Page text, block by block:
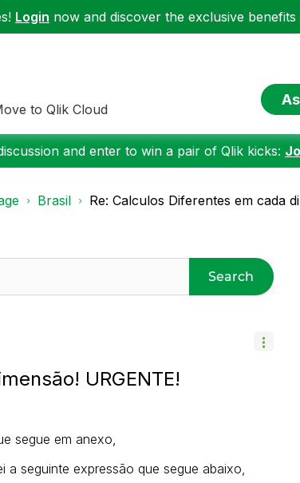
Login now and discover the exclusive benefits
to Qlik Cloud
and enter to win a pair of Qlik kicks:
Brasil Re: Calculos Diferentes em cada
Search
URGENTE!
segue em anexo,
a seguinte expressão que segue abaixo,